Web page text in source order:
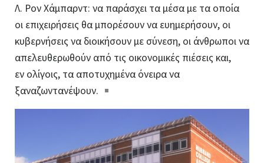
Λ. Ρον Χάμπαρντ: να παράσχει τα μέσα με τα οποία
οι επιχειρήσεις θα μπορέσουν να ευημερήσουν, οι
κυβερνήσεις να διοικήσουν με σύνεση, οι άνθρωποι να
απελευθερωθούν από τις οικονομικές πιέσεις και,
εν ολίγοις, τα αποτυχημένα όνειρα να
ξαναζωντανέψουν.